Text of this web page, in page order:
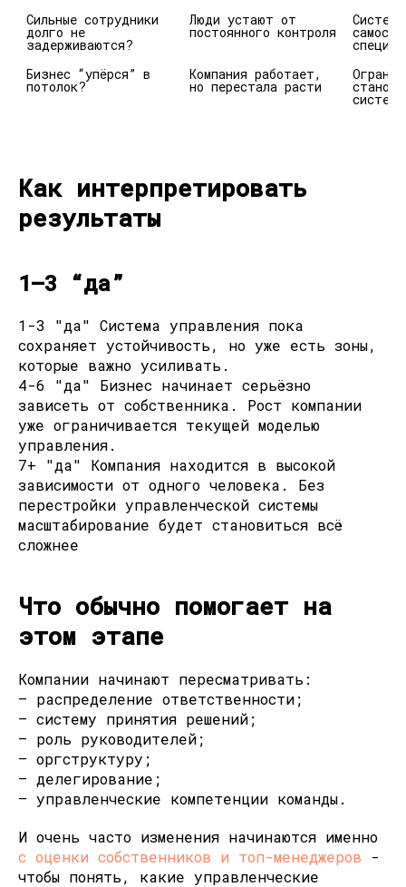
Сильные сотрудники
долго не
задерживаются?
Люди устают от
постоянного контроля
Бизнес “упёрся” в
потолок?
Компания работает,
но перестала расти
Как интерпретировать
результаты
1–3 “да”
1-3 "да" Система управления пока
сохраняет устойчивость, но уже есть зоны,
которые важно усиливать.
4-6 "да" Бизнес начинает серьёзно
зависеть от собственника. Рост компании
уже ограничивается текущей моделью
управления.
7+ "да" Компания находится в высокой
зависимости от одного человека. Без
перестройки управленческой системы
масштабирование будет становиться всё
сложнее
Что обычно помогает на
этом этапе
Компании начинают пересматривать:
— распределение ответственности;
— систему принятия решений;
— роль руководителей;
— оргструктуру;
— делегирование;
— управленческие компетенции команды.
И очень часто изменения начинаются именно
с оценки собственников и топ-менеджеров -
чтобы понять, какие управленческие